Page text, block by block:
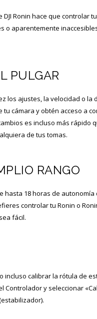
Ronin hace que controlar
o aparentemente
PULGAR
los ajustes, la velocidad o la
cámara y obtén acceso a
es incluso más rápido
de tus tomas.
RANGO
18 horas de autonomía
controlar tu Ronin o
fácil.
incluso calibrar la rótula de
y seleccionar